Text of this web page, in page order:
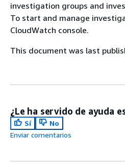
investigation groups and
To start and manage
CloudWatch console.
This document was last
¿Le ha servido de ayuda
Sí
No
Enviar comentarios